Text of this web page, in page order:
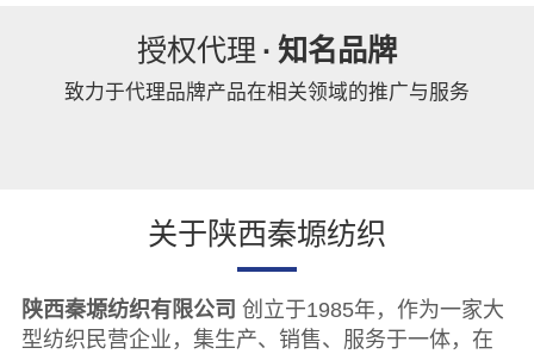
授权代理 · 知名品牌
致力于代理品牌产品在相关领域的推广与服务
关于陕西秦塬纺织
陕西秦塬纺织有限公司 创立于1985年，作为一家大
型纺织民营企业，集生产、销售、服务于一体，在